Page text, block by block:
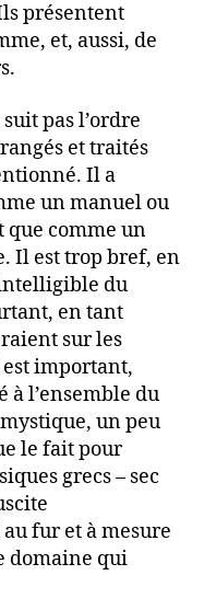
présentent
et, aussi, de
pas l’ordre
et traités
Il a
un manuel ou
que comme un
Il est trop bref, en
du
en tant
sur les
important,
l’ensemble du
un peu
le fait pour
grecs – sec
fur et à mesure
domaine qui